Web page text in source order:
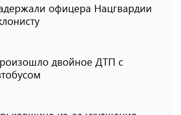
офицера Нацгвардии
двойное ДТП с